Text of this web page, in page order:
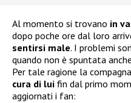
Al momento si trovano in
dopo poche ore dal loro
sentirsi male. I problemi
quando non è spuntata
Per tale ragione la
cura di lui fin dal primo
aggiornati i fan: